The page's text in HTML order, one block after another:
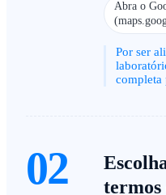
Abra o
Por ser
completa
02
termos